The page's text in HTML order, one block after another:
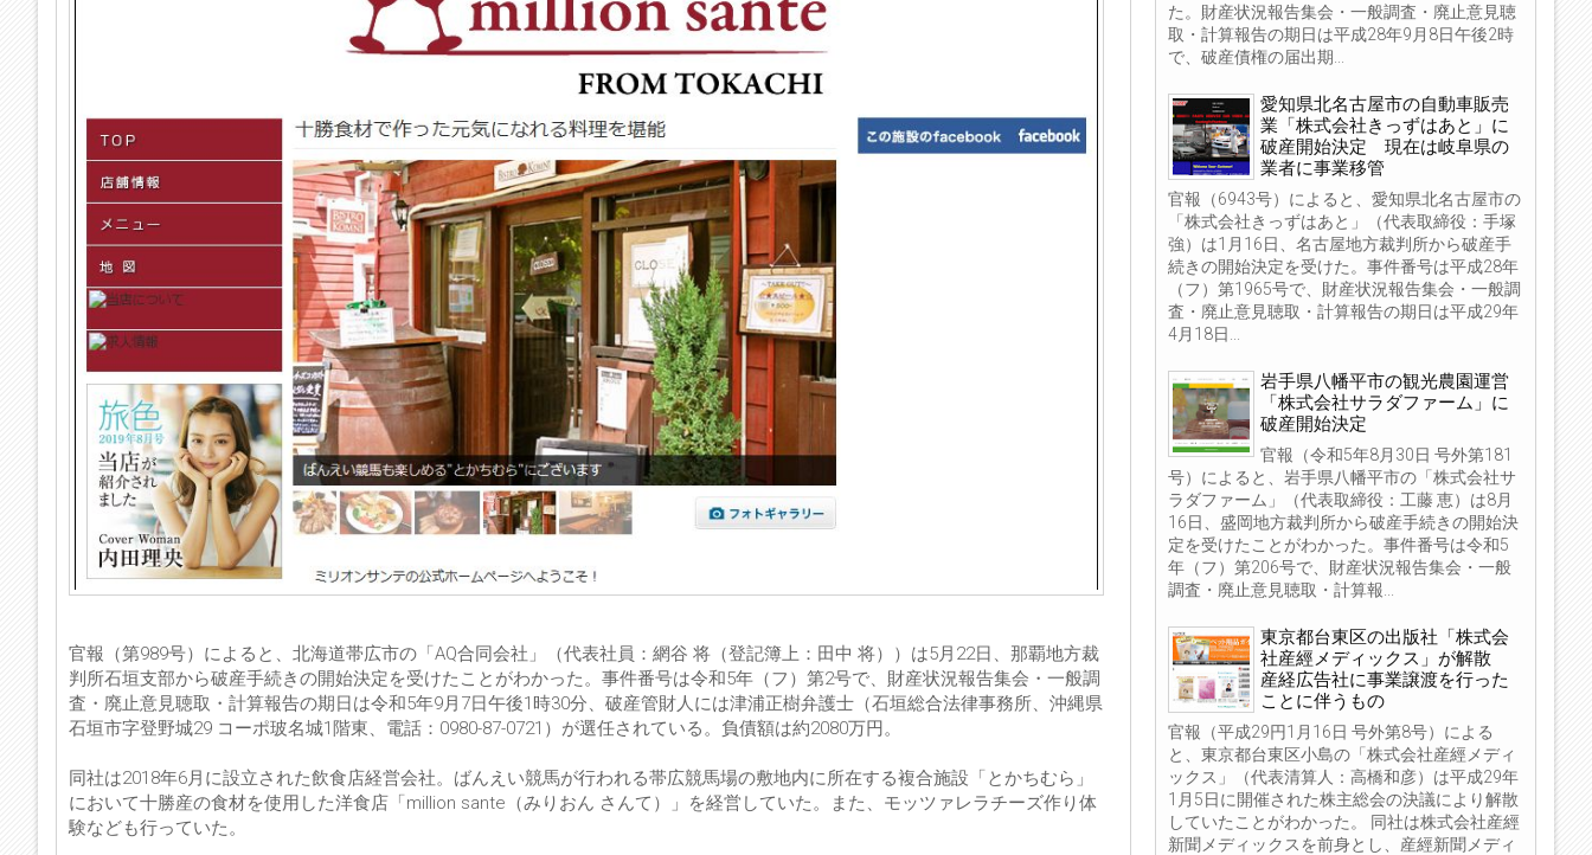
官報（第989号）によると、北海道帯広市の「AQ合同会社」（代表社員：網谷 将（登記簿上：田中 将））は5月22日、那覇地方裁
判所石垣支部から破産手続きの開始決定を受けたことがわかった。事件番号は令和5年（フ）第2号で、財産状況報告集会・一般調
査・廃止意見聴取・計算報告の期日は令和5年9月7日午後1時30分、破産管財人には津浦正樹弁護士（石垣総合法律事務所、沖縄県
石垣市字登野城29 コーポ玻名城1階東、電話：0980-87-0721）が選任されている。負債額は約2080万円。
同社は2018年6月に設立された飲食店経営会社。ばんえい競馬が行われる帯広競馬場の敷地内に所在する複合施設「とかちむら」
において十勝産の食材を使用した洋食店「million sante（みりおん さんて）」を経営していた。また、モッツァレラチーズ作り体
験なども行っていた。
た。財産状況報告集会・一般調査・廃止意見聴
取・計算報告の期日は平成28年9月8日午後2時
で、破産債権の届出期...
愛知県北名古屋市の自動車販売
業「株式会社きっずはあと」に
破産開始決定 現在は岐阜県の
業者に事業移管
官報（6943号）によると、愛知県北名古屋市の
「株式会社きっずはあと」（代表取締役：手塚
強）は1月16日、名古屋地方裁判所から破産手
続きの開始決定を受けた。事件番号は平成28年
（フ）第1965号で、財産状況報告集会・一般調
査・廃止意見聴取・計算報告の期日は平成29年
4月18日...
岩手県八幡平市の観光農園運営
「株式会社サラダファーム」に
破産開始決定
官報（令和5年8月30日 号外第181
号）によると、岩手県八幡平市の「株式会社サ
ラダファーム」（代表取締役：工藤 恵）は8月
16日、盛岡地方裁判所から破産手続きの開始決
定を受けたことがわかった。事件番号は令和5
年（フ）第206号で、財産状況報告集会・一般
調査・廃止意見聴取・計算報...
東京都台東区の出版社「株式会
社産經メディックス」が解散
産経広告社に事業譲渡を行った
ことに伴うもの
官報（平成29円1月16日 号外第8号）による
と、東京都台東区小島の「株式会社産經メディ
ックス」（代表清算人：高橋和彦）は平成29年
1月5日に開催された株主総会の決議により解散
していたことがわかった。 同社は株式会社産經
新聞メディックスを前身とし、産經新聞メディ